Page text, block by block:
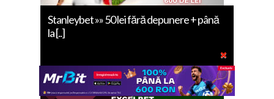
Stanleybet »» 50 lei fără depunere + până
la [..]